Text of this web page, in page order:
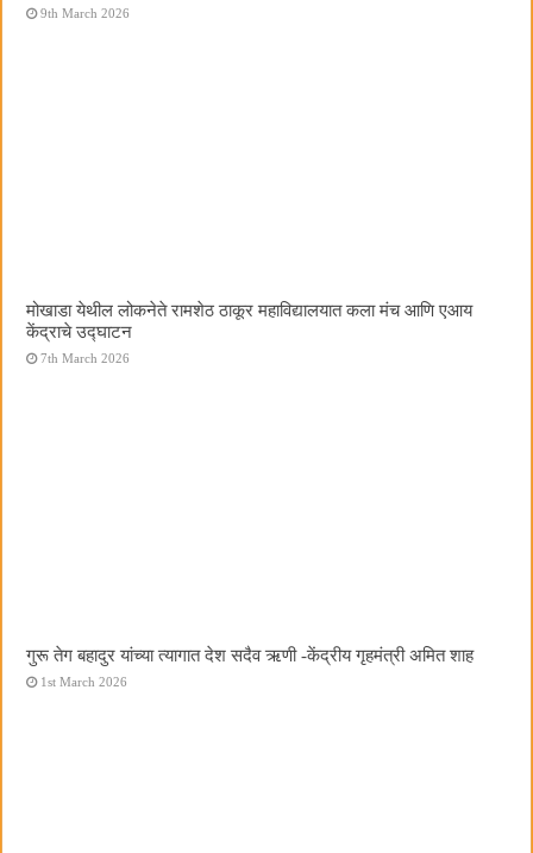
9th March 2026
मोखाडा येथील लोकनेते रामशेठ ठाकूर महाविद्यालयात कला मंच आणि एआय
केंद्राचे उद्घाटन
7th March 2026
गुरू तेग बहादुर यांच्या त्यागात देश सदैव ऋणी -केंद्रीय गृहमंत्री अमित शाह
1st March 2026